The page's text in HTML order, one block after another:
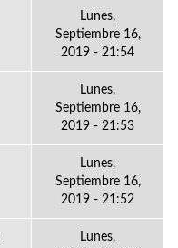
Lunes,
Septiembre 16,
2019 - 21:54
Lunes,
Septiembre 16,
2019 - 21:53
Lunes,
Septiembre 16,
2019 - 21:52
Lunes,